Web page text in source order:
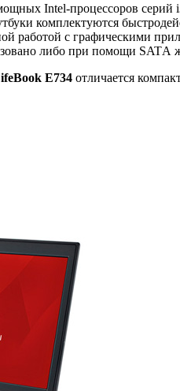
Intel-процессоров
комплектуются
работой с графическими
либо при помощи SATА
E734 отличается